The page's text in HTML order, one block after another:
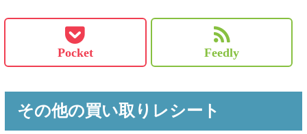
Pocket Feedly
その他の買い取りレシート